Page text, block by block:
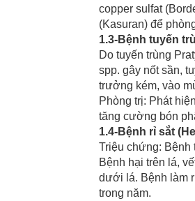
copper sulfat
(Kasuran) để
1.3-Bệnh tuyến
Do tuyến trùng
spp. gây nốt sần,
trưởng kém, vào
Phòng trị: Phát
tăng cường bón
1.4-Bệnh rỉ sắt
Triệu chứng:
Bệnh hại trên lá,
dưới lá. Bệnh làm
trong năm.